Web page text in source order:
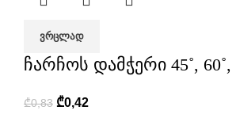
ᲕᲠᲪᲚᲐᲓ
ჩარჩოს დამჭერი 45˚, 60˚,
₾0,83 ₾0,42